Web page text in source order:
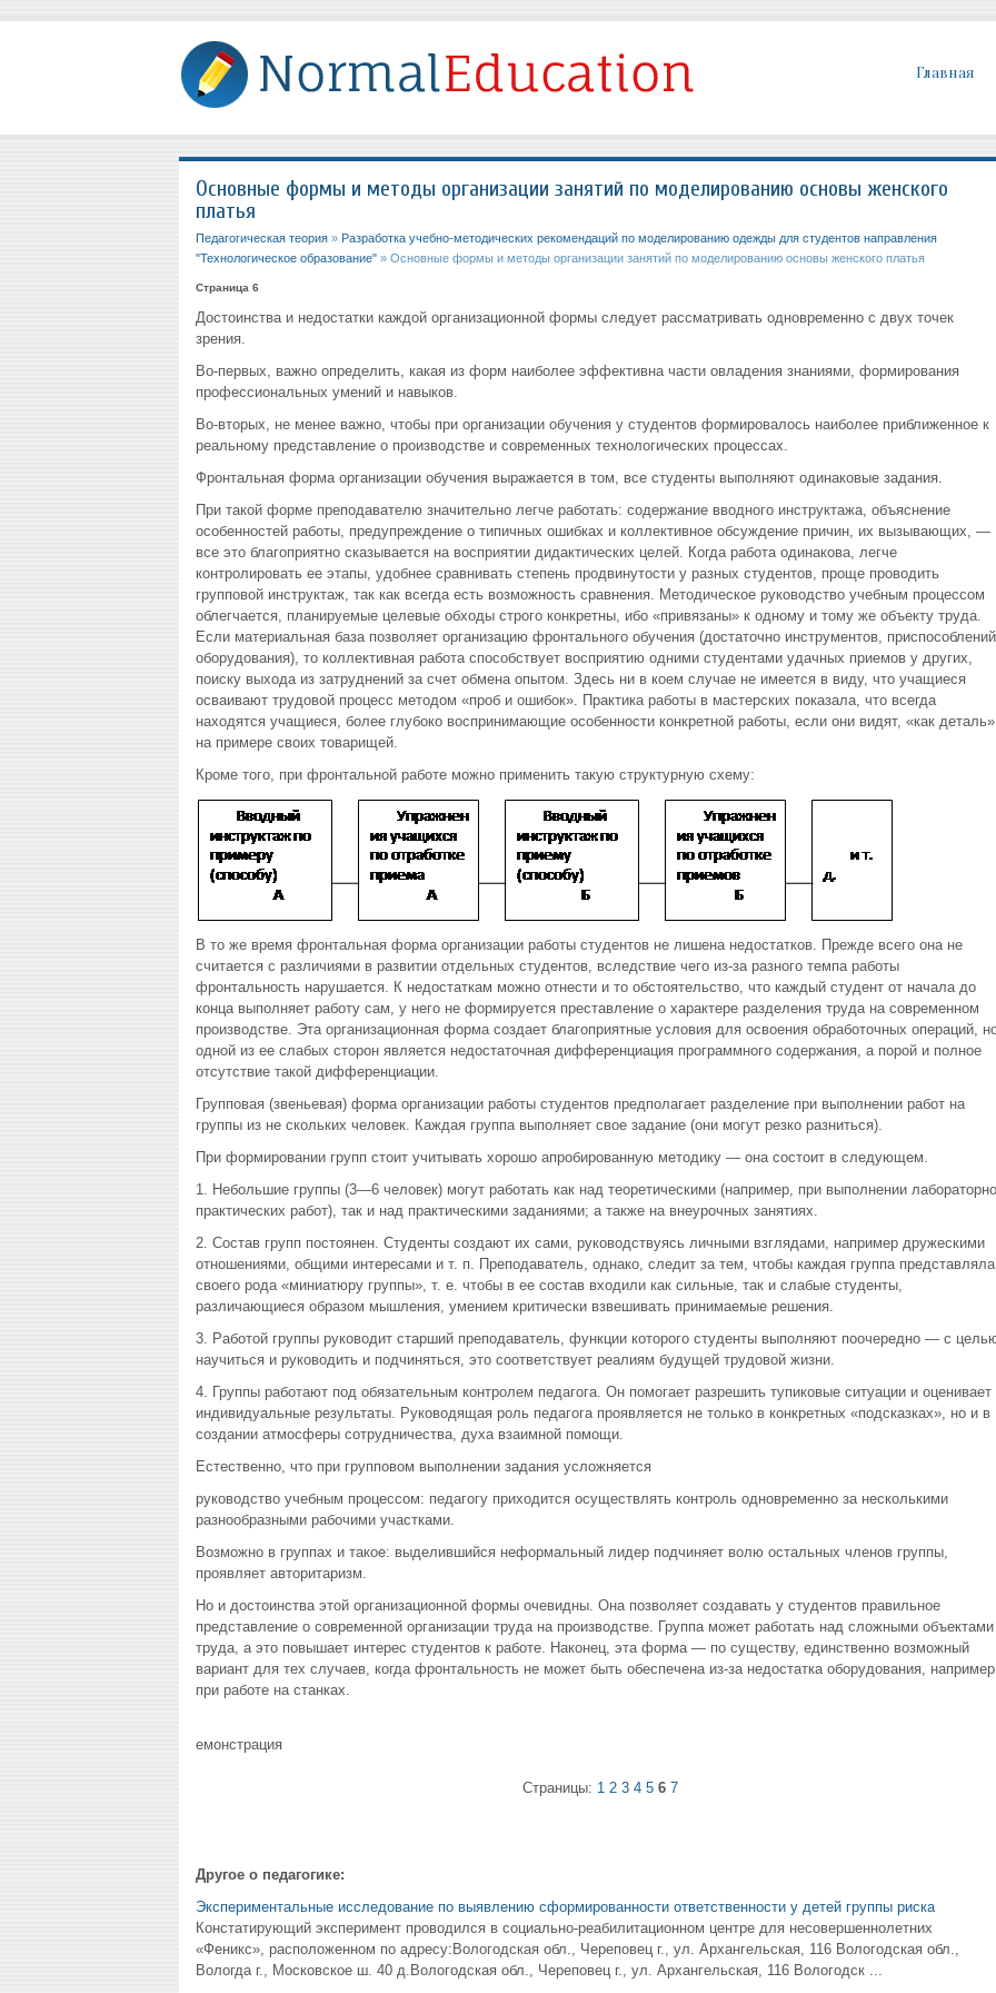
Главная
Основные формы и методы организации занятий по моделированию основы женского
платья
Педагогическая теория» Разработка учебно-методических рекомендаций по моделированию одежды для студентов направления
"Технологическое образование"» Основные формы и методы организации занятий по моделированию основы женского платья
Страница 6
Достоинства и недостатки каждой организационной формы следует рассматривать одновременно с двух точек
зрения.
Во-первых, важно определить, какая из форм наиболее эффективна части овладения знаниями, формирования
профессиональных умений и навыков.
Во-вторых, не менее важно, чтобы при организации обучения у студентов формировалось наиболее приближенное к
реальному представление о производстве и современных технологических процессах.
Фронтальная форма организации обучения выражается в том, все студенты выполняют одинаковые задания.
При такой форме преподавателю значительно легче работать: содержание вводного инструктажа, объяснение
особенностей работы, предупреждение о типичных ошибках и коллективное обсуждение причин, их вызывающих, —
все это благоприятно сказывается на восприятии дидактических целей. Когда работа одинакова, легче
контролировать ее этапы, удобнее сравнивать степень продвинутости у разных студентов, проще проводить
групповой инструктаж, так как всегда есть возможность сравнения. Методическое руководство учебным процессом
облегчается, планируемые целевые обходы строго конкретны, ибо «привязаны» к одному и тому же объекту труда.
Если материальная база позволяет организацию фронтального обучения (достаточно инструментов,
оборудования), то коллективная работа способствует восприятию одними студентами удачных приемов у других,
поиску выхода из затруднений за счет обмена опытом. Здесь ни в коем случае не имеется в виду, что учащиеся
осваивают трудовой процесс методом «проб и ошибок». Практика работы в мастерских показала, что всегда
находятся учащиеся, более глубоко воспринимающие особенности конкретной работы, если они видят, «как деталь»
на примере своих товарищей.
Кроме того, при фронтальной работе можно применить такую структурную схему:
В то же время фронтальная форма организации работы студентов не лишена недостатков. Прежде всего она не
считается с различиями в развитии отдельных студентов, вследствие чего из-за разного темпа работы
фронтальность нарушается. К недостаткам можно отнести и то обстоятельство, что каждый студент от начала до
конца выполняет работу сам, у него не формируется преставление о характере разделения труда на современном
производстве. Эта организационная форма создает благоприятные условия для освоения обработочных операций,
одной из ее слабых сторон является недостаточная дифференциация программного содержания, а порой и полное
отсутствие такой дифференциации.
Групповая (звеньевая) форма организации работы студентов предполагает разделение при выполнении работ на
группы из не скольких человек. Каждая группа выполняет свое задание (они могут резко разниться).
При формировании групп стоит учитывать хорошо апробированную методику — она состоит в следующем.
1. Небольшие группы (3—6 человек) могут работать как над теоретическими (например, при выполнении
практических работ), так и над практическими заданиями; а также на внеурочных занятиях.
2. Состав групп постоянен. Студенты создают их сами, руководствуясь личными взглядами, например дружескими
отношениями, общими интересами и т. п. Преподаватель, однако, следит за тем, чтобы каждая группа представляла
своего рода «миниатюру группы», т. е. чтобы в ее состав входили как сильные, так и слабые студенты,
различающиеся образом мышления, умением критически взвешивать принимаемые решения.
3. Работой группы руководит старший преподаватель, функции которого студенты выполняют поочередно — с
научиться и руководить и подчиняться, это соответствует реалиям будущей трудовой жизни.
4. Группы работают под обязательным контролем педагога. Он помогает разрешить тупиковые ситуации и оценивает
индивидуальные результаты. Руководящая роль педагога проявляется не только в конкретных «подсказках», но и в
создании атмосферы сотрудничества, духа взаимной помощи.
Естественно, что при групповом выполнении задания усложняется
руководство учебным процессом: педагогу приходится осуществлять контроль одновременно за несколькими
разнообразными рабочими участками.
Возможно в группах и такое: выделившийся неформальный лидер подчиняет волю остальных членов группы,
проявляет авторитаризм.
Но и достоинства этой организационной формы очевидны. Она позволяет создавать у студентов правильное
представление о современной организации труда на производстве. Группа может работать над сложными объектами
труда, а это повышает интерес студентов к работе. Наконец, эта форма — по существу, единственно возможный
вариант для тех случаев, когда фронтальность не может быть обеспечена из-за недостатка оборудования, например
при работе на станках.
емонстрация
Страницы: 1 2 3 4 5 6 7
Другое о педагогике:
Экспериментальные исследование по выявлению сформированности ответственности у детей группы риска
Констатирующий эксперимент проводился в социально-реабилитационном центре для несовершеннолетних
«Феникс», расположенном по адресу:Вологодская обл., Череповец г., ул. Архангельская, 116 Вологодская обл.,
Вологда г., Московское ш. 40 д.Вологодская обл., Череповец г., ул. Архангельская, 116 Вологодск ...